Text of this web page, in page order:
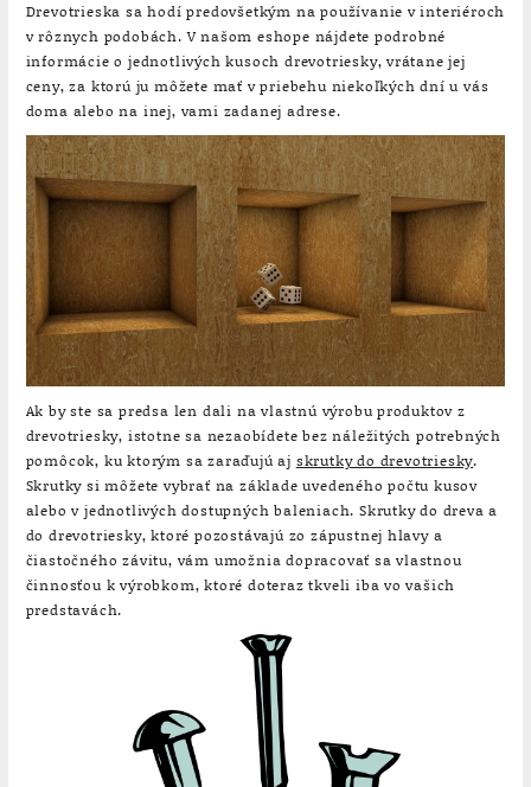
Drevotrieska sa hodí predovšetkým na používanie v interiéroch
v rôznych podobách. V našom eshope nájdete podrobné
informácie o jednotlivých kusoch drevotriesky, vrátane jej
ceny, za ktorú ju môžete mať v priebehu niekoľkých dní u vás
doma alebo na inej, vami zadanej adrese.
Ak by ste sa predsa len dali na vlastnú výrobu produktov z
drevotriesky, istotne sa nezaobídete bez náležitých potrebných
pomôcok, ku ktorým sa zaraďujú aj skrutky do drevotriesky.
Skrutky si môžete vybrať na základe uvedeného počtu kusov
alebo v jednotlivých dostupných baleniach. Skrutky do dreva a
do drevotriesky, ktoré pozostávajú zo zápustnej hlavy a
čiastočného závitu, vám umožnia dopracovať sa vlastnou
činnosťou k výrobkom, ktoré doteraz tkveli iba vo vašich
predstavách.